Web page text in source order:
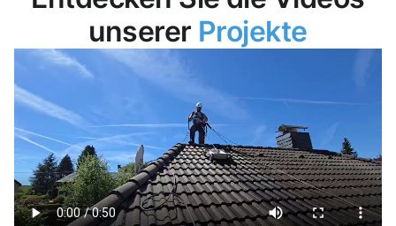
unserer Projekte